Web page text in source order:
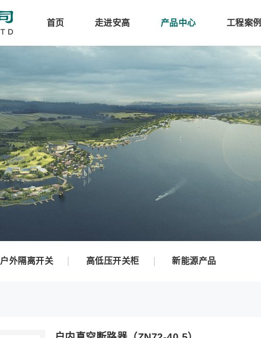
首页 走进安高 产品中心 工程案例
户外隔离开关 高低压开关柜 新能源产品